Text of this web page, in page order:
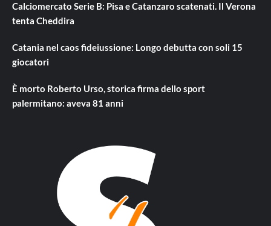
Calciomercato Serie B: Pisa e Catanzaro scatenati. Il Verona
tenta Cheddira
Catania nel caos fideiussione: Longo debutta con soli 15
giocatori
È morto Roberto Urso, storica firma dello sport
palermitano: aveva 81 anni